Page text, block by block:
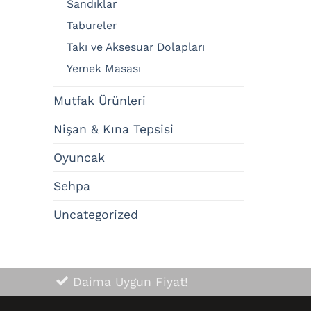
Sandıklar
Tabureler
Takı ve Aksesuar Dolapları
Yemek Masası
Mutfak Ürünleri
Nişan & Kına Tepsisi
Oyuncak
Sehpa
Uncategorized
Daima Uygun Fiyat!